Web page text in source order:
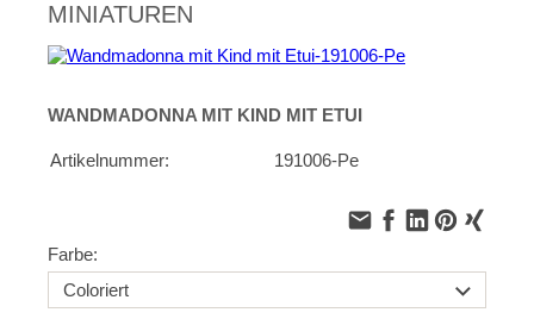
MINIATUREN
WANDMADONNA MIT KIND MIT ETUI
Artikelnummer: 191006-Pe
Farbe: